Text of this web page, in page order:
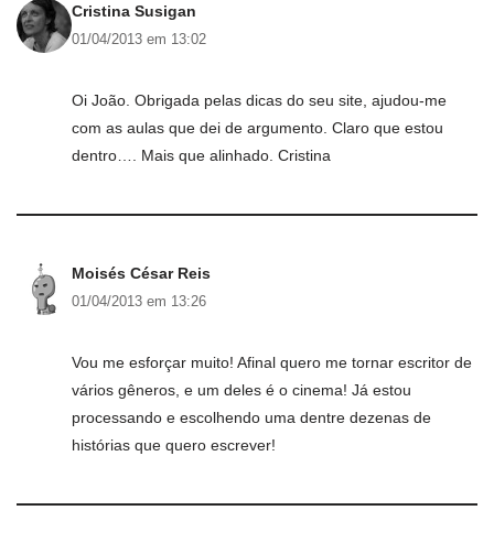
Cristina Susigan
01/04/2013 em 13:02
Oi João. Obrigada pelas dicas do seu site, ajudou-me
com as aulas que dei de argumento. Claro que estou
dentro…. Mais que alinhado. Cristina
Moisés César Reis
01/04/2013 em 13:26
Vou me esforçar muito! Afinal quero me tornar escritor de
vários gêneros, e um deles é o cinema! Já estou
processando e escolhendo uma dentre dezenas de
histórias que quero escrever!